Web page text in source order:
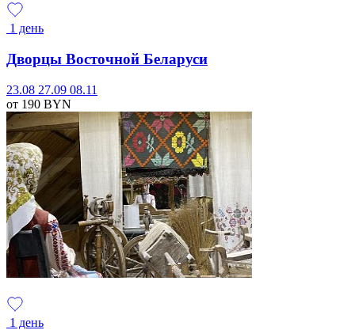
1 день
Дворцы Восточной Беларуси
23.08 27.09 08.11
от 190 BYN
1 день